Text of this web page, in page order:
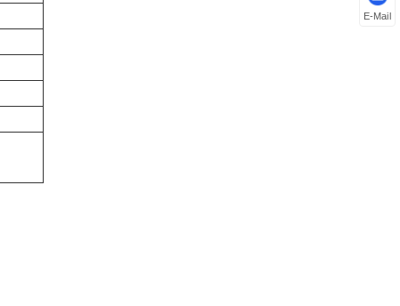
E-Mail